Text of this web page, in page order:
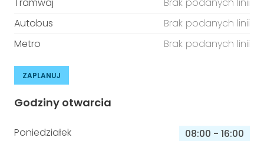
Autobus
Brak podanych linii
Metro
Brak podanych linii
ZAPLANUJ
Godziny otwarcia
Poniedziałek 08:00 - 16:00